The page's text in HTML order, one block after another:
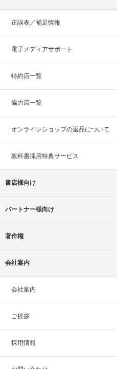
正誤表／補足情報
電子メディアサポート
特約店一覧
協力店一覧
オンラインショップの返品について
教科書採用特典サービス
書店様向け
パートナー様向け
著作権
会社案内
会社案内
ご挨拶
採用情報